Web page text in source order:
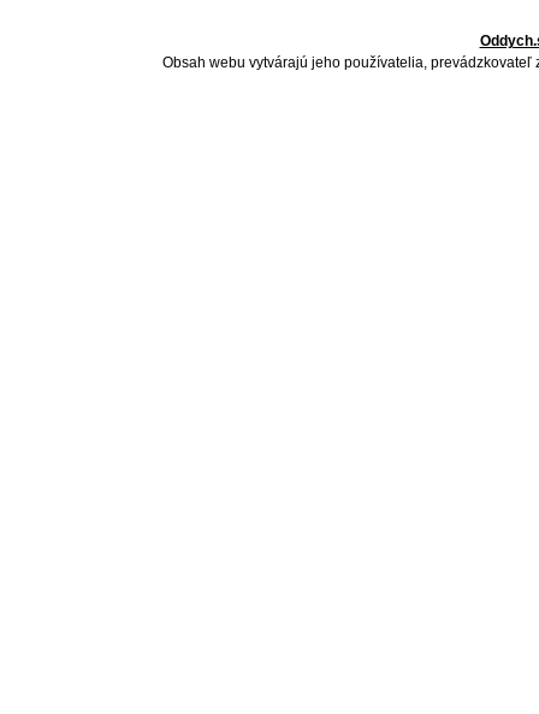
Obsah webu vytvárajú jeho používatelia,